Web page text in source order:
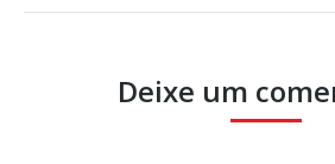
Deixe um